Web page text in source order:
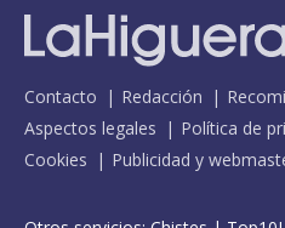
Contacto Redacción
Aspectos legales
Política de
Cookies
Publicidad y